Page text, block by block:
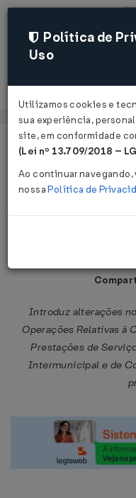
Página Inicial
Decreto nº
Publicado
Introduz alterações
Operações Relativas à
Prestações de
Intermunicipal e de
Política de
Uso
Utilizamos cookies e
sua experiência,
site, em conformidade
(Lei nº 13.709/2018 –
Ao continuar
nossaPolítica de